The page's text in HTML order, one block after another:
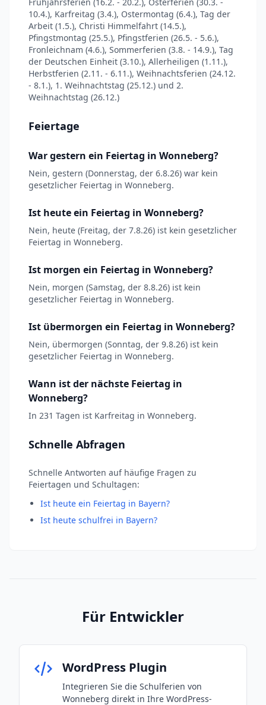
10.4.), Karfreitag (3.4.), Ostermontag (6.4.), Tag der
Arbeit (1.5.), Christi Himmelfahrt (14.5.),
Pfingstmontag (25.5.), Pfingstferien (26.5. - 5.6.),
Fronleichnam (4.6.), Sommerferien (3.8. - 14.9.), Tag
der Deutschen Einheit (3.10.), Allerheiligen (1.11.),
Herbstferien (2.11. - 6.11.), Weihnachtsferien (24.12.
- 8.1.), 1. Weihnachtstag (25.12.) und 2.
Weihnachtstag (26.12.)
Feiertage
War gestern ein Feiertag in Wonneberg?
Nein, gestern (Donnerstag, der 6.8.26) war kein
gesetzlicher Feiertag in Wonneberg.
Ist heute ein Feiertag in Wonneberg?
Nein, heute (Freitag, der 7.8.26) ist kein gesetzlicher
Feiertag in Wonneberg.
Ist morgen ein Feiertag in Wonneberg?
Nein, morgen (Samstag, der 8.8.26) ist kein
gesetzlicher Feiertag in Wonneberg.
Ist übermorgen ein Feiertag in Wonneberg?
Nein, übermorgen (Sonntag, der 9.8.26) ist kein
gesetzlicher Feiertag in Wonneberg.
Wann ist der nächste Feiertag in
Wonneberg?
In 231 Tagen ist Karfreitag in Wonneberg.
Schnelle Abfragen
Schnelle Antworten auf häufige Fragen zu
Feiertagen und Schultagen:
Ist heute ein Feiertag in Bayern?
Ist heute schulfrei in Bayern?
Für Entwickler
WordPress Plugin
Integrieren Sie die Schulferien von
Wonneberg direkt in Ihre WordPress-